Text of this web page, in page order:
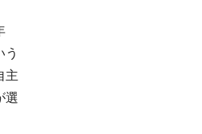
う
主
選